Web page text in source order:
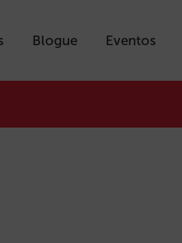
Blogue Eventos